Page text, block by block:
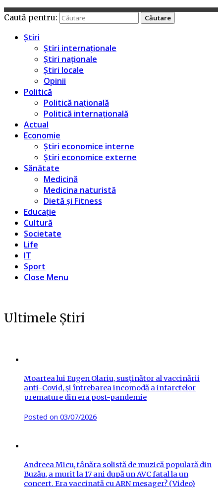
Caută pentru:
Știri
Știri internaționale
Știri naționale
Știri locale
Opinii
Politică
Politică națională
Politică internațională
Actual
Economie
Știri economice interne
Știri economice externe
Sănătate
Medicină
Medicina naturistă
Dietă și Fitness
Educație
Cultură
Societate
Life
IT
Sport
Close Menu
Ultimele Știri
Moartea lui Eugen Olariu, susținător al vaccinării
anti-Covid, și întrebarea incomodă a infarctelor
premature din era post-pandemie
Posted on 03/07/2026
Andreea Micu, tânăra solistă de muzică populară din
Buzău, a murit la 17 ani după un AVC fatal la un
concert. Era vaccinată cu ARN mesager? (Video)